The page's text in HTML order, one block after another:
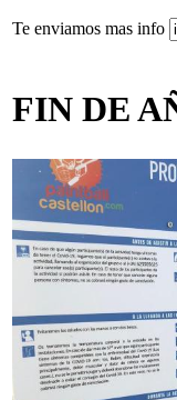
Te enviamos mas info
FIN DE